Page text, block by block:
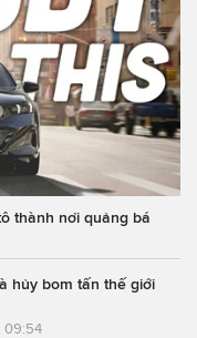
thành nơi quảng bá
hủy bom tấn thế giới
09:54